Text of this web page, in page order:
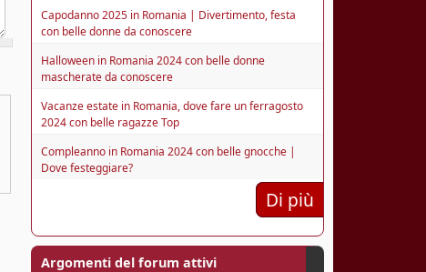
Capodanno 2025 in Romania | Divertimento, festa
con belle donne da conoscere
Halloween in Romania 2024 con belle donne
mascherate da conoscere
Vacanze estate in Romania, dove fare un ferragosto
2024 con belle ragazze Top
Compleanno in Romania 2024 con belle gnocche |
Dove festeggiare?
Di più
Argomenti del forum attivi